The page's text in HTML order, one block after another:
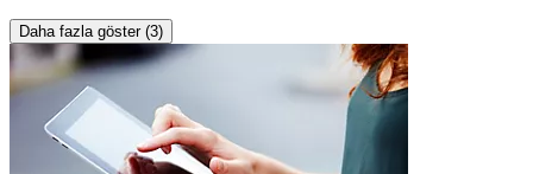
Daha fazla göster (3)